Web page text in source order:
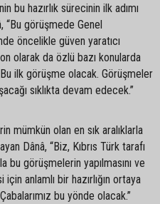
bu hazırlık sürecinin ilk adımı
“Bu görüşmede Genel
öncelikle güven yaratıcı
olarak da özlü bazı konularda
ilk görüşme olacak. Görüşmeler
sıklıkta devam edecek.”
mümkün olan en sık aralıklarla
Dânâ, “Biz, Kıbrıs Türk tarafı
bu görüşmelerin yapılmasını ve
anlamlı bir hazırlığın ortaya
bu yönde olacak.”